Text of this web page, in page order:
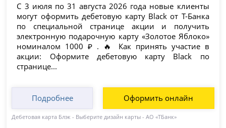
С 3 июля по 31 августа 2026 года новые клиенты
могут оформить дебетовую карту Black от Т-Банка
по специальной странице акции и получить
электронную подарочную карту «Золотое Яблоко»
номиналом 1000 ₽ . 🔥 Как принять участие в
акции: Оформите дебетовую карту Black по
странице...
Подробнее Оформить онлайн
Дебетовая карта Блэк - Выберите дизайн карты - АО «ТБанк»